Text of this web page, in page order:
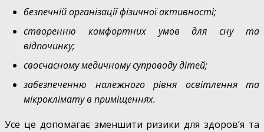
безпечній організації фізичної активності;
створенню комфортних умов для сну та
відпочинку;
своєчасному медичному супроводу дітей;
забезпеченню належного рівня освітлення та
мікроклімату в приміщеннях.
Усе це допомагає зменшити ризики для здоров’я та